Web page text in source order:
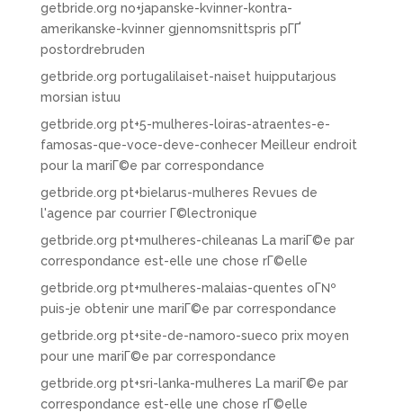
getbride.org no+japanske-kvinner-kontra-
amerikanske-kvinner gjennomsnittspris pГҐ
postordrebruden
getbride.org portugalilaiset-naiset huipputarjous
morsian istuu
getbride.org pt+5-mulheres-loiras-atraentes-e-
famosas-que-voce-deve-conhecer Meilleur endroit
pour la mariГ©e par correspondance
getbride.org pt+bielarus-mulheres Revues de
l'agence par courrier Г©lectronique
getbride.org pt+mulheres-chileanas La mariГ©e par
correspondance est-elle une chose rГ©elle
getbride.org pt+mulheres-malaias-quentes oГ№
puis-je obtenir une mariГ©e par correspondance
getbride.org pt+site-de-namoro-sueco prix moyen
pour une mariГ©e par correspondance
getbride.org pt+sri-lanka-mulheres La mariГ©e par
correspondance est-elle une chose rГ©elle